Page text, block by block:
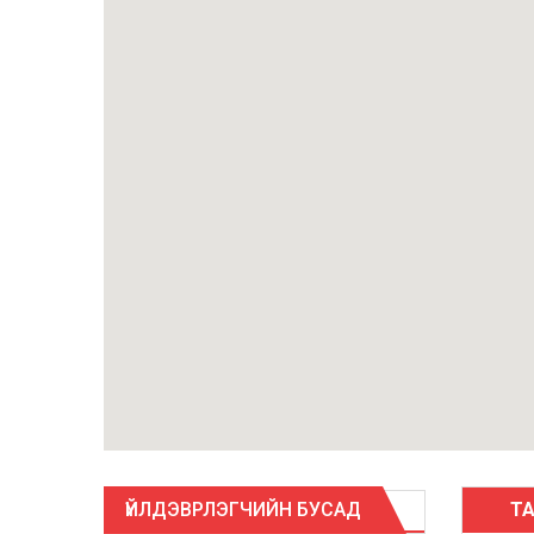
ҮЙЛДЭВРЛЭГЧИЙН БУСАД